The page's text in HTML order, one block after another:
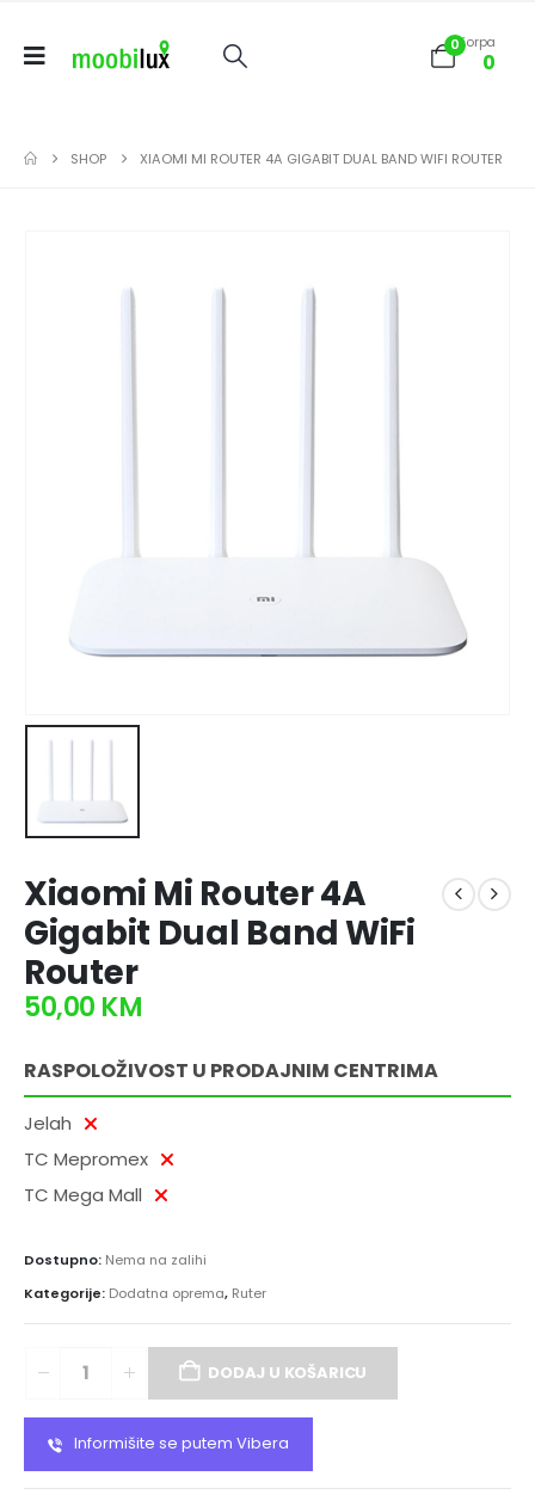
0Korpa
0
SHOP XIAOMI MI ROUTER 4A GIGABIT DUAL BAND WIFI ROUTER
Xiaomi Mi Router 4A
Gigabit Dual Band WiFi
Router
50,00 KM
RASPOLOŽIVOST U PRODAJNIM CENTRIMA
Jelah
TC Mepromex
TC Mega Mall
Dostupno: Nema na zalihi
Kategorije: Dodatna oprema, Ruter
DODAJ U KOŠARICU
Informišite se putem Vibera